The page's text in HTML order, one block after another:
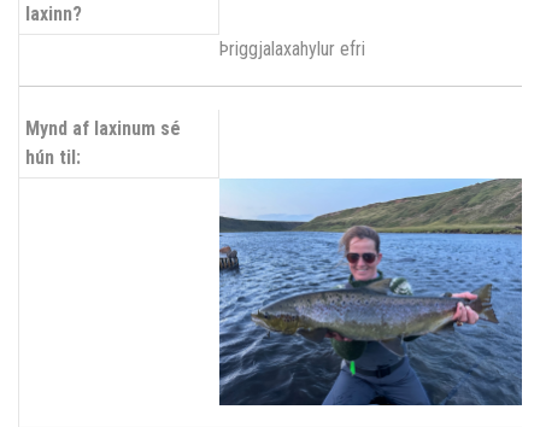
laxinn?
Þriggjalaxahylur efri
Mynd af laxinum sé
hún til: